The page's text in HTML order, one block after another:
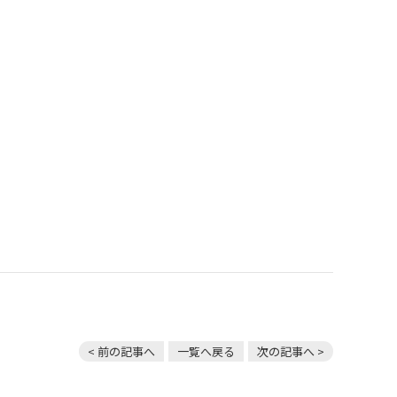
< 前の記事へ 一覧へ戻る 次の記事へ >